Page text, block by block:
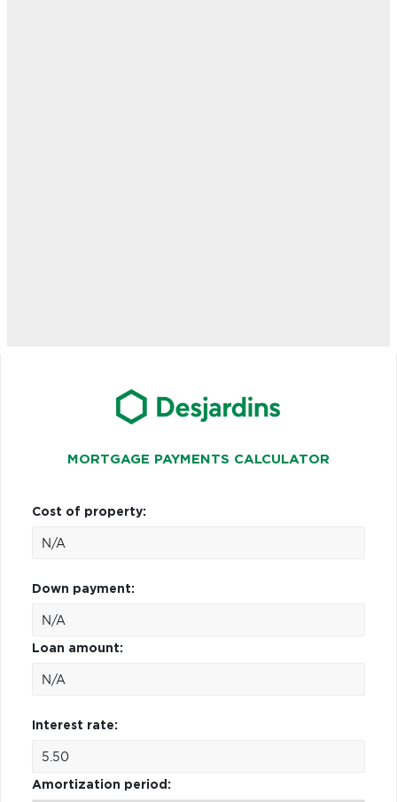
MORTGAGE PAYMENTS CALCULATOR
Cost of property:
Down payment:
Loan amount:
Interest rate:
Amortization period: